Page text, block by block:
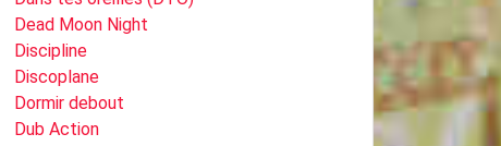
Dead Moon Night
Discipline
Discoplane
Dormir debout
Dub Action